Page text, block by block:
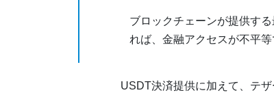
ブロックチェーンが提供す
れば、金融アクセスが不平
USDT決済提供に加えて、テ